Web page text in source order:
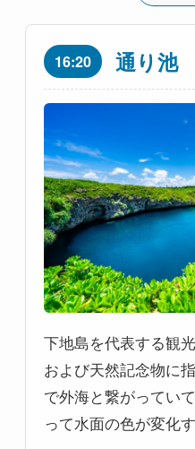
16:20 通り池
下地島を代表する観
および天然記念物に
で外海と繋がってい
って水面の色が変化